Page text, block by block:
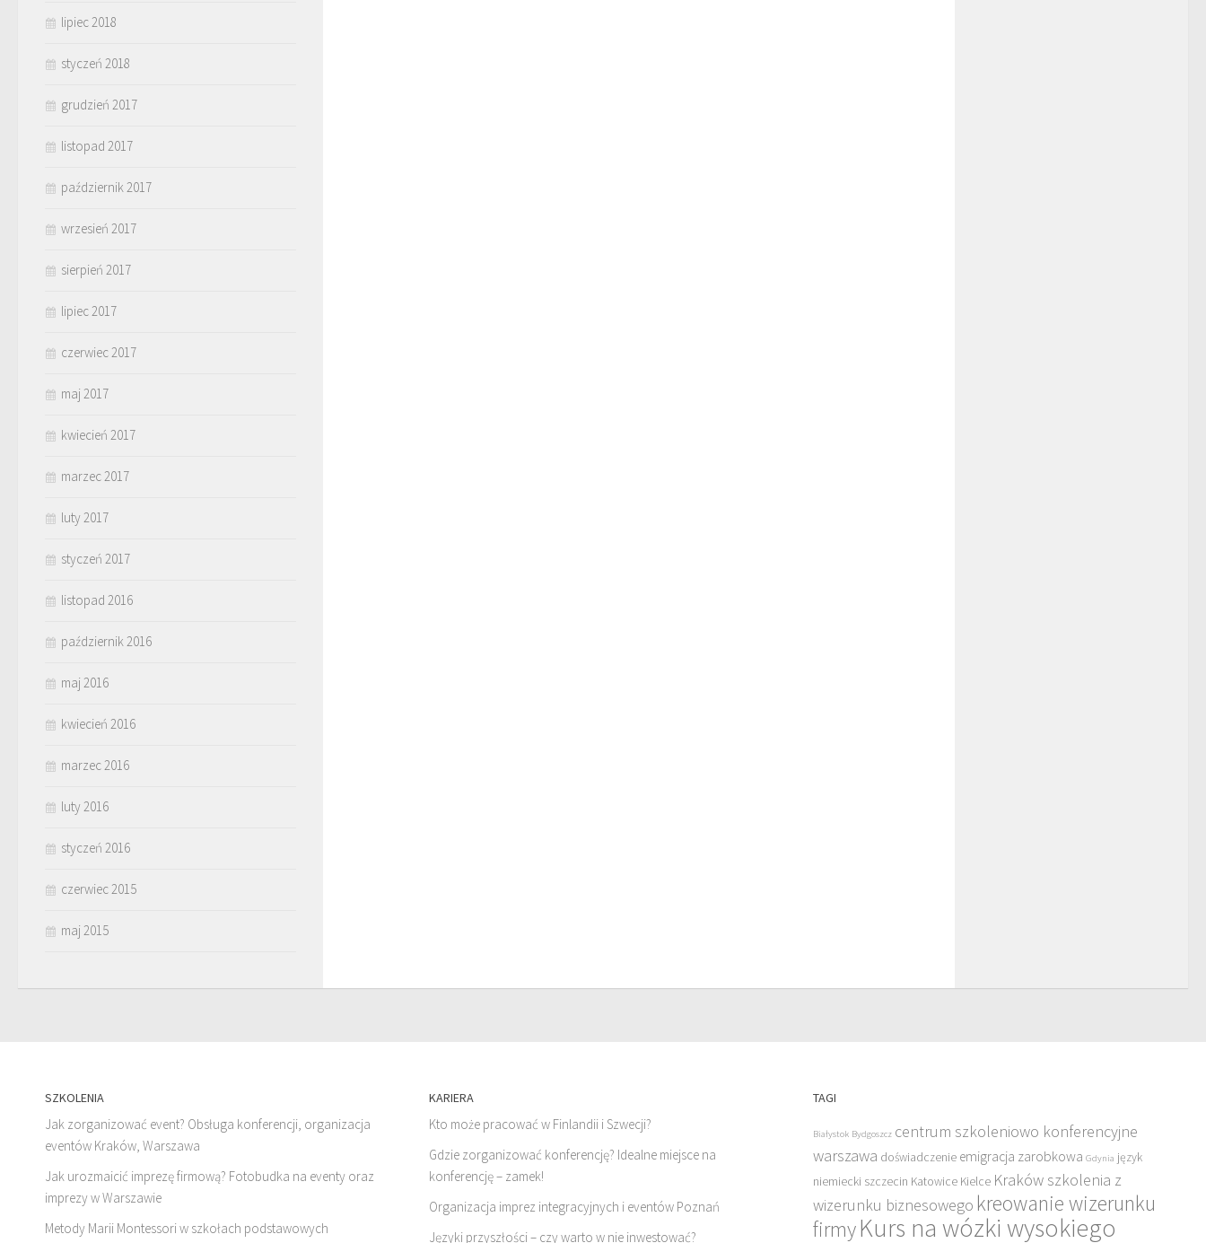
lipiec 2018
styczeń 2018
grudzień 2017
listopad 2017
październik 2017
wrzesień 2017
sierpień 2017
lipiec 2017
czerwiec 2017
maj 2017
kwiecień 2017
marzec 2017
luty 2017
styczeń 2017
listopad 2016
październik 2016
maj 2016
kwiecień 2016
marzec 2016
luty 2016
styczeń 2016
czerwiec 2015
maj 2015
SZKOLENIA
Jak zorganizować event? Obsługa konferencji, organizacja
eventów Kraków, Warszawa
Jak urozmaicić imprezę firmową? Fotobudka na eventy oraz
imprezy w Warszawie
Metody Marii Montessori w szkołach podstawowych
KARIERA
Kto może pracować w Finlandii i Szwecji?
Gdzie zorganizować konferencję? Idealne miejsce na
konferencję – zamek!
Organizacja imprez integracyjnych i eventów Poznań
Języki przyszłości – czy warto w nie inwestować?
TAGI
Białystok Bydgoszcz centrum szkoleniowo konferencyjne
warszawa doświadczenie emigracja zarobkowa Gdynia język
niemiecki szczecin Katowice Kielce Kraków szkolenia z
wizerunku biznesowego kreowanie wizerunku
firmyKurs na wózki wysokiego